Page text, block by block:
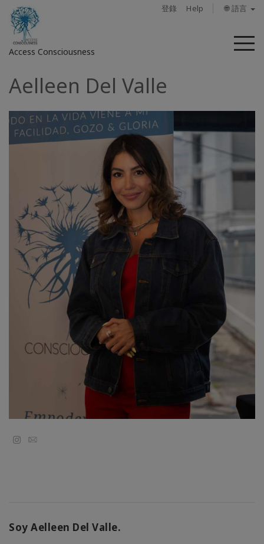
登錄 Help 🌐 語言
Access Consciousness
菜
登
您
的
帳
Access
Bars
地
導
搜
Aelleen Del Valle
Email
Soy Aelleen Del Valle.